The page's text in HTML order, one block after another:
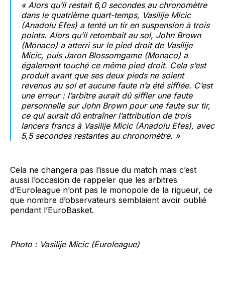
« Alors qu’il restait 6,0 secondes au chronomètre
dans le quatrième quart-temps, Vasilije Micic
(Anadolu Efes) a tenté un tir en suspension à trois
points. Alors qu’il retombait au sol, John Brown
(Monaco) a atterri sur le pied droit de Vasilije
Micic, puis Jaron Blossomgame (Monaco) a
également touché ce même pied droit. Cela s’est
produit avant que ses deux pieds ne soient
revenus au sol et aucune faute n’a été sifflée. C’est
une erreur : l’arbitre aurait dû siffler une faute
personnelle sur John Brown pour une faute sur tir,
ce qui aurait dû entraîner l’attribution de trois
lancers francs à Vasilije Micic (Anadolu Efes), avec
5,5 secondes restantes au chronomètre. »
Cela ne changera pas l’issue du match mais c’est
aussi l’occasion de rappeler que les arbitres
d’Euroleague n’ont pas le monopole de la rigueur, ce
que nombre d’observateurs semblaient avoir oublié
pendant l’EuroBasket.
Photo : Vasilije Micic (Euroleague)